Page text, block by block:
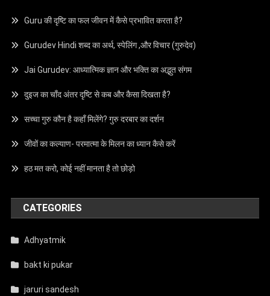
Guru की दृष्टि का फल जीवन में कैसे प्रभावित करता है?
Gurudev Hindi शब्द का अर्थ, स्पेलिंग ,और विचार (गुरुदेव)
Jai Gurudev: आध्यात्मिक ज्ञान और भक्ति का अद्भुत संगम
दुइज का चाँद अंतर दृष्टि से कब और कैसा दिखता है?
सच्चा गुरु कौन है कहाँ मिलेंगे? गुरु दरबार का दर्शन
जीवों का कल्याण- परमात्मा के मिलन का ध्यान कैसे करें
हठ मत करो, कोई नहीं मानता है तो छोड़ो
CATEGORIES
Adhyatmik
bakt ki pukar
jaruri sandesh